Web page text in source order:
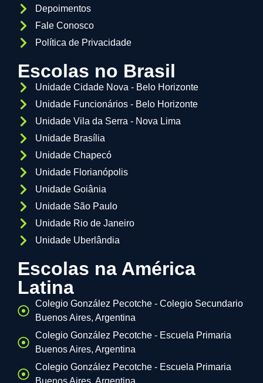
Depoimentos
Fale Conosco
Política de Privacidade
Escolas no Brasil
Unidade Cidade Nova - Belo Horizonte
Unidade Funcionários - Belo Horizonte
Unidade Vila da Serra - Nova Lima
Unidade Brasília
Unidade Chapecó
Unidade Florianópolis
Unidade Goiânia
Unidade São Paulo
Unidade Rio de Janeiro
Unidade Uberlândia
Escolas na América
Latina
Colegio González Pecotche - Colegio Secundario
Buenos Aires, Argentina
Colegio González Pecotche - Escuela Primaria
Buenos Aires, Argentina
Colegio González Pecotche - Escuela Primaria